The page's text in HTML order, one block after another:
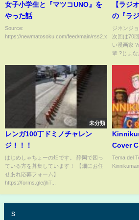
女子小学生と『マツコUNO』を
やった話
Source:
https://newmatosoku.com/feed/main/rss2.xml...
【ラジ
の『ラ
止まら
ジネンジ
次回は70
い漫画家
輩 ?じょな
未分類
レンガ100丁ドミノチャレン
ジ！！！
はじめしゃちょーの畑です。 静岡で困っ
ている方を募集しています！ 【畑にお任
せあれ応募フォーム】
https://forms.gle/jhT...
Cover
Tema del
s